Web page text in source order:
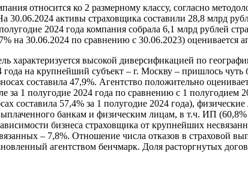
относится ко 2 размерному классу, согласно
активы страховщика составили 28,8 млрд
2024 года компания собрала 6,1 млрд рублей
на 30.06.2024 по сравнению с 30.06.2023) оценивается
характеризуется высокой диверсификацией по
на крупнейший субъект – г. Москву – пришлось
составила 47,9%. Агентство положительно
за 1 полугодие 2024 года по сравнению с 1
составила 57,4% за 1 полугодие 2024 года),
банкам и физическим лицам, в т.ч. ИП
бизнеса страховщика от крупнейших
– 7,8%. Отношение числа отказов в страховой
агентством бенчмарк. Доля расторгнутых